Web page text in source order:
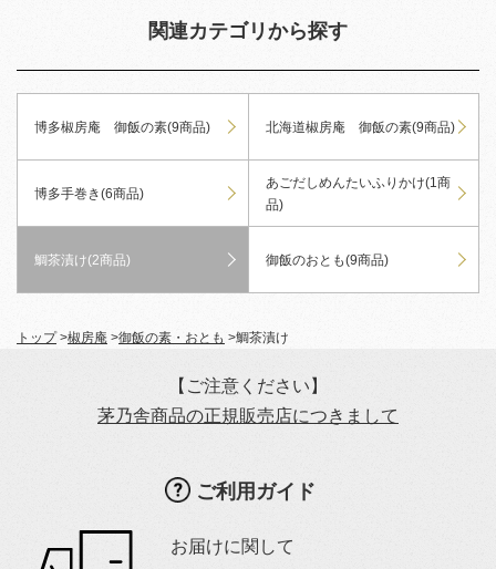
関連カテゴリから探す
博多椒房庵 御飯の素(9商品) 北海道椒房庵 御飯の素(9商品)
博多手巻き(6商品)
あごだしめんたいふりかけ(1商
品)
鯛茶漬け(2商品) 御飯のおとも(9商品)
トップ>椒房庵 >御飯の素・おとも >鯛茶漬け
【ご注意ください】
茅乃舎商品の正規販売店につきまして
ご利用ガイド
お届けに関して